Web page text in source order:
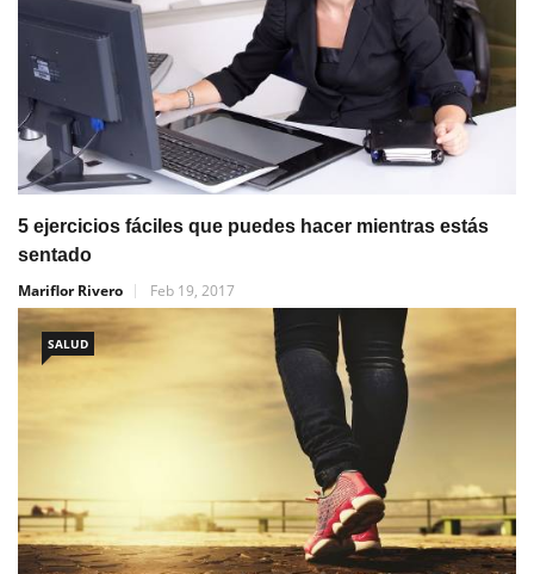
5 ejercicios fáciles que puedes hacer mientras estás
sentado
Mariflor Rivero
Feb 19, 2017
SALUD